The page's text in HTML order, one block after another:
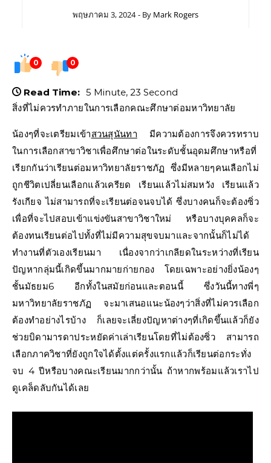
พฤษภาคม 3, 2024 - By Mark Rogers
0 0
Read Time: 5 Minute, 23 Second
สิ่งที่ไม่ควรทำภายในการเลือกคณะศึกษาต่อมหาวิทยาลัย
น้องๆที่จะเตรียมเข้าสวนสุนันทา มีความต้องการจึงควรทราบ
ในการเลือกสาขาวิชาเพื่อศึกษาต่อในระดับชั้นอุดมศึกษาหรือที่
เรียกกันว่าเรียนต่อมหาวิทยาลัยราชภัฏ ซึ่งมีหลายๆคนเลือกไม่
ถูกชีวิตเปลี่ยนเลือกแล้วเครียด เรียนแล้วไม่สมหวัง เรียนแล้ว
รังเกียจ ไม่สามารถที่จะเรียนต่อจนจบได้ ซึ่งบางคนก็จะต้องซิ่ว
เพื่อที่จะไปสอบเข้าแข่งขันสาขาวิชาใหม่ หรือบางบุคคลก็จะ
ต้องทนเรียนต่อไปทั้งที่ไม่มีความสุขจบมาและจากนั้นก็ไม่ได้
ทำงานที่ตัวเองเรียนมา เนื่องจากว่าเกลียดในระหว่างที่เรียน
ปัญหากลุ่มนี้เกิดขึ้นมากมายก่ายกอง โดยเฉพาะอย่างยิ่งน้องๆ
ชั้นมัธยม6 อีกทั้งในสมัยก่อนและตอนนี้ ซึ่งวันนี้ทางพี่ๆ
มหาวิทยาลัยราชภัฏ จะมาเสนอแนะน้องๆว่าสิ่งที่ไม่ควรเลือก
ต้องทำอย่างไรบ้าง ก็เลยจะเลี่ยงปัญหาต่างๆที่เกิดขึ้นแล้วก็ยัง
ช่วยบิดามารดาประหยัดค่าเล่าเรียนโดยที่ไม่ต้องซิ่ว สามารถ
เลือกภาควิชาที่ยังถูกใจได้ตั้งแต่ครั้งแรกแล้วก็เรียนต่อกระทั่ง
จบ 4 ปีหรือบางคณะเรียนมากกว่านั้น ถ้าหากพร้อมแล้วเราไป
ดูเคล็ดลับกันได้เลย